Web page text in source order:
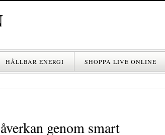
HÅLLBAR ENERGI SHOPPA LIVE ONLINE
genom smart